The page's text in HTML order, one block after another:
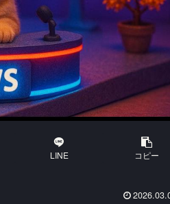
LINE コピー